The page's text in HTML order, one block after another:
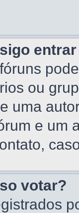
ou
uma
e um
votar?